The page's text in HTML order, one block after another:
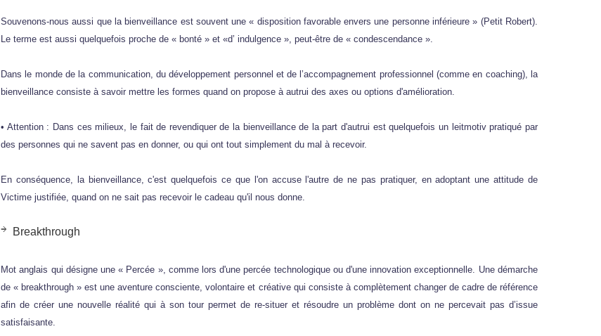
Souvenons-nous aussi que la bienveillance est souvent une « disposition favorable envers une personne inférieure » (Petit Robert).
Le terme est aussi quelquefois proche de « bonté » et «d’ indulgence », peut-être de « condescendance ».
Dans le monde de la communication, du développement personnel et de l’accompagnement professionnel (comme en coaching), la
bienveillance consiste à savoir mettre les formes quand on propose à autrui des axes ou options d'amélioration.
• Attention : Dans ces milieux, le fait de revendiquer de la bienveillance de la part d'autrui est quelquefois un leitmotiv pratiqué par
des personnes qui ne savent pas en donner, ou qui ont tout simplement du mal à recevoir.
En conséquence, la bienveillance, c'est quelquefois ce que l'on accuse l'autre de ne pas pratiquer, en adoptant une attitude de
Victime justifiée, quand on ne sait pas recevoir le cadeau qu'il nous donne.
Breakthrough
Mot anglais qui désigne une « Percée », comme lors d'une percée technologique ou d'une innovation exceptionnelle. Une démarche
de « breakthrough » est une aventure consciente, volontaire et créative qui consiste à complètement changer de cadre de référence
afin de créer une nouvelle réalité qui à son tour permet de re-situer et résoudre un problème dont on ne percevait pas d’issue
satisfaisante.